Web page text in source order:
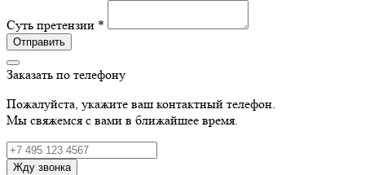
Суть претензии *
Отправить
Заказать по телефону
Пожалуйста, укажите ваш контактный телефон.
Мы свяжемся с вами в ближайшее время.
Жду звонка